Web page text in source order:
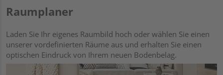
Raumplaner
Laden Sie Ihr eigenes Raumbild hoch oder wählen Sie einen
unserer vordefinierten Räume aus und erhalten Sie einen
optischen Eindruck von Ihrem neuen Bodenbelag.